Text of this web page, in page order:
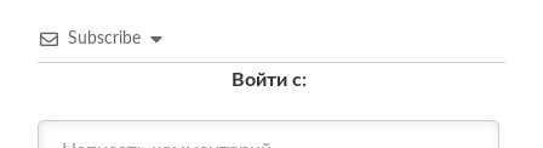
Subscribe
Войти с: